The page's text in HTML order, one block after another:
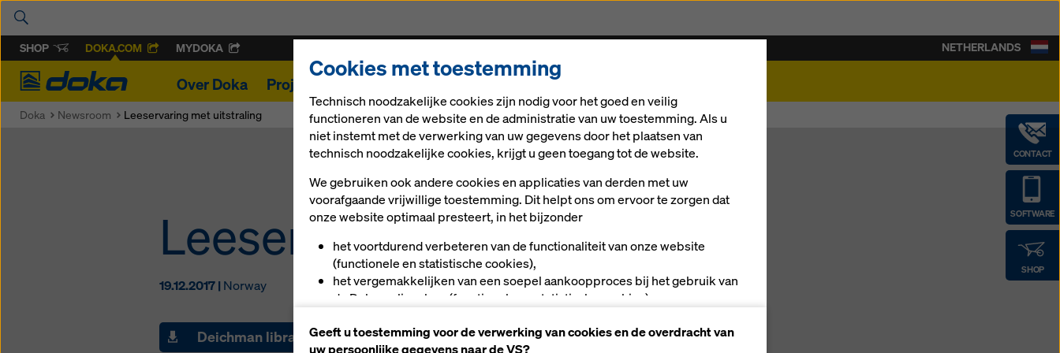
SHOP DOKA.COM MYDOKA
Doka
Over Doka Projecten Digitale oplossingen
CONTACT
SOFTWARE
SHOP
NETHERLANDS
Doka Newsroom Leeservaring met uitstraling
Leeservaring met uitstraling
19.12.2017 | Norway
Deichman library Impressies
Cookies met toestemming
Technisch noodzakelijke cookies zijn nodig voor het goed en veilig
functioneren van de website en de administratie van uw toestemming. Als u
niet instemt met de verwerking van uw gegevens door het plaatsen van
technisch noodzakelijke cookies, krijgt u geen toegang tot de website.
We gebruiken ook andere cookies en applicaties van derden met uw
voorafgaande vrijwillige toestemming. Dit helpt ons om ervoor te zorgen dat
onze website optimaal presteert, in het bijzonder
het voortdurend verbeteren van de functionaliteit van onze website
(functionele en statistische cookies),
het vergemakkelijken van een soepel aankoopproces bij het gebruik van
de Doka-onlineshop (functionele en statistische cookies),
(marketingcookies).
Geeft u toestemming voor de verwerking van cookies en de overdracht van
uw persoonlijke gegevens naar de VS?